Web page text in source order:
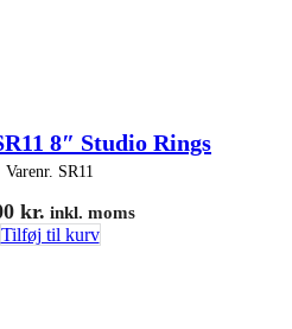
8″ Studio Rings
Varenr. SR11
kr. inkl. moms
Tilføj til kurv